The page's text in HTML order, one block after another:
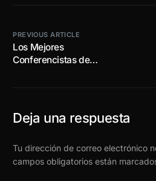
PREVIOUS ARTICLE
Los Mejores
Conferencistas de
Deja una respuesta
Tu dirección de correo electrónico
campos obligatorios están